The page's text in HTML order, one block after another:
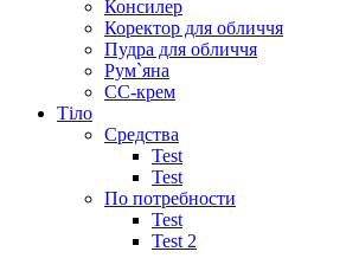
Консилер
Коректор для обличчя
Пудра для обличчя
Рум`яна
СС-крем
Тіло
Средства
Test
Test
По потребности
Test
Test 2